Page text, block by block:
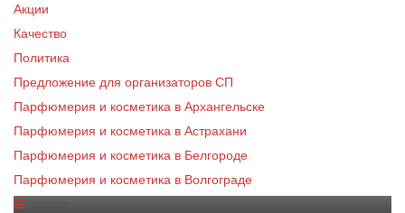
Акции
Качество
Политика
Предложение для организаторов СП
Парфюмерия и косметика в Архангельске
Парфюмерия и косметика в Астрахани
Парфюмерия и косметика в Белгороде
Парфюмерия и косметика в Волгограде